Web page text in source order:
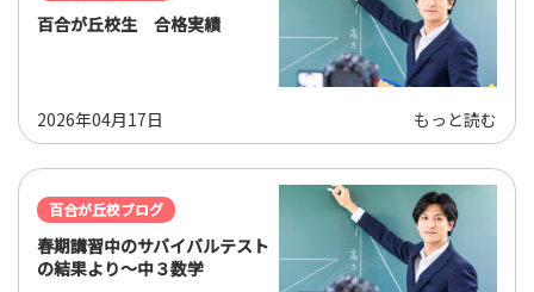
百合が丘校生 合格実績
2026年04月17日 もっと読む
百合が丘校ブログ
春期講習中のサバイバルテスト
の結果より～中３数学